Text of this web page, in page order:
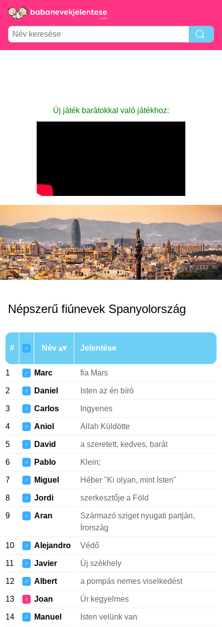
Új játék barátokkal való játékhoz:
Népszerű fiúnevek Spanyolország
# ♂ Név Jelentése
1 ♂ Marc fia Mars
2 ♂ Daniel Isten az én bíró
3 ♂ Carlos Ingyenes
4 ♂ Aniol Allah Küldötte
5 ♂ David a szeretett, kedves, barát
6 ♂ Pablo Klein;
7 ♂ Miguel Héber "Ki olyan, mint Isten"
8 ♂ Jordi szerkesztője a Föld
9 ♂ Aran
Származó sziget nyugati partján,
Írország
10 ♂ Alejandro Védő
11 ♂ Javier Új székhely
12 ♂ Albert a pompás nemes viselkedést
13 ♀ Joan Úr kegyelmes
14 ♂ Manuel Isten velünk van